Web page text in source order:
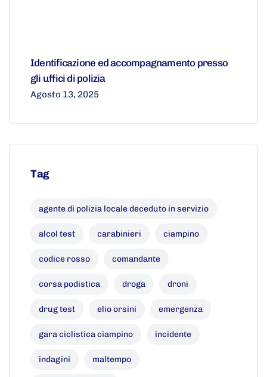
Identificazione ed accompagnamento presso
gli uffici di polizia
Agosto 13, 2025
Tag
agente di polizia locale deceduto in servizio
alcol test carabinieri ciampino
codice rosso comandante
corsa podistica droga droni
drug test elio orsini emergenza
gara ciclistica ciampino incidente
indagini maltempo